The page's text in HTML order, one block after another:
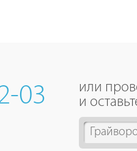
или
и
1
result
03